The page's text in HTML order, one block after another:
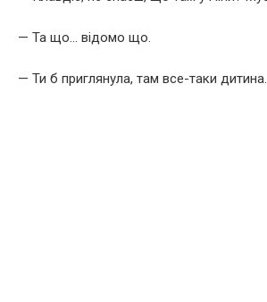
— Та що… відомо що.
— Ти б приглянула, там все-таки дитина.